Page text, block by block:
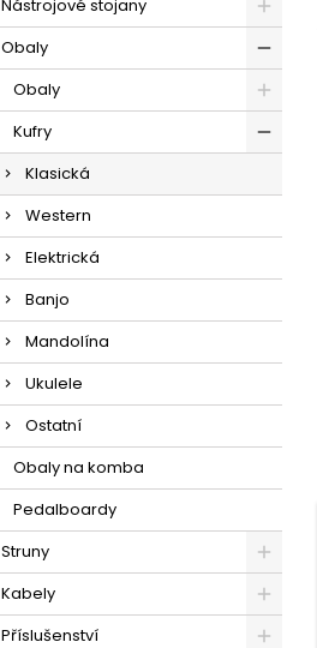
Nástrojové stojany
Obaly
Obaly
Kufry
Klasická
Western
Elektrická
Banjo
Mandolína
Ukulele
Ostatní
Obaly na komba
Pedalboardy
Struny
Kabely
Příslušenství